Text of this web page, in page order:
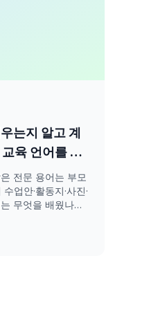
는지 알고 계
육 언어를 부
전문 용어는 부모
업안·활동지·사진·
무엇을 배웠나